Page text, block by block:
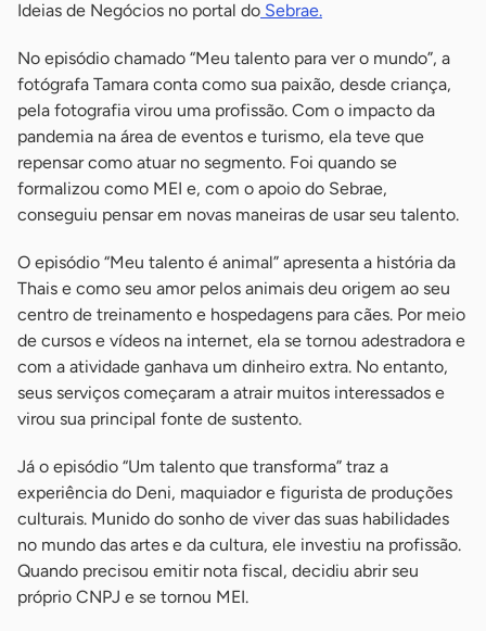
Ideias de Negócios no portal do Sebrae.
No episódio chamado “Meu talento para ver o mundo”, a
fotógrafa Tamara conta como sua paixão, desde criança,
pela fotografia virou uma profissão. Com o impacto da
pandemia na área de eventos e turismo, ela teve que
repensar como atuar no segmento. Foi quando se
formalizou como MEI e, com o apoio do Sebrae,
conseguiu pensar em novas maneiras de usar seu talento.
O episódio “Meu talento é animal” apresenta a história da
Thais e como seu amor pelos animais deu origem ao seu
centro de treinamento e hospedagens para cães. Por meio
de cursos e vídeos na internet, ela se tornou adestradora e
com a atividade ganhava um dinheiro extra. No entanto,
seus serviços começaram a atrair muitos interessados e
virou sua principal fonte de sustento.
Já o episódio “Um talento que transforma” traz a
experiência do Deni, maquiador e figurista de produções
culturais. Munido do sonho de viver das suas habilidades
no mundo das artes e da cultura, ele investiu na profissão.
Quando precisou emitir nota fiscal, decidiu abrir seu
próprio CNPJ e se tornou MEI.